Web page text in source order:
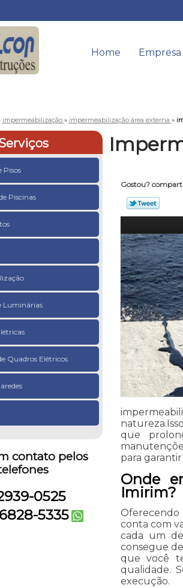
Home Empresa
impermeabilização » impermeabilização área externa »
Pisos
Piscinas
Luminárias
Quadros Elétricos
contato pelos
0525
5335
Gostou?
que
para
Onde
Imirim?
Oferecendo
conta com
cada um
consegue
que você
qualidade.
execução.